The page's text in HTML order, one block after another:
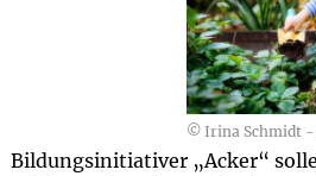
© Irina Schmidt -
Bildungsinitiativer „Acker“